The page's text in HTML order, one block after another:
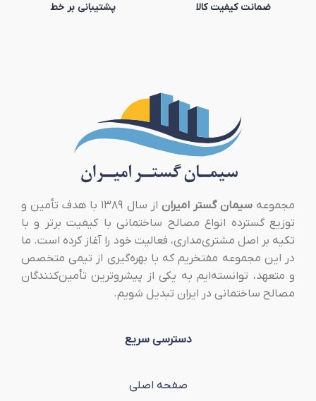
ضمانت کیفیت کالا پشتیبانی بر خط
مجموعهسیمان گستر امیران
از سال ۱۳۸۹ با هدف تأمین و
توزیع گسترده انواع مصالح ساختمانی با کیفیت برتر و با
تکیه بر اصل مشتری‌مداری، فعالیت خود را آغاز کرده است. ما
در این مجموعه مفتخریم که با بهره‌گیری از تیمی متخصص
و متعهد، توانسته‌ایم به یکی از پیشروترین تأمین‌کنندگان
مصالح ساختمانی در ایران تبدیل شویم.
دسترسی سریع
صفحه اصلی